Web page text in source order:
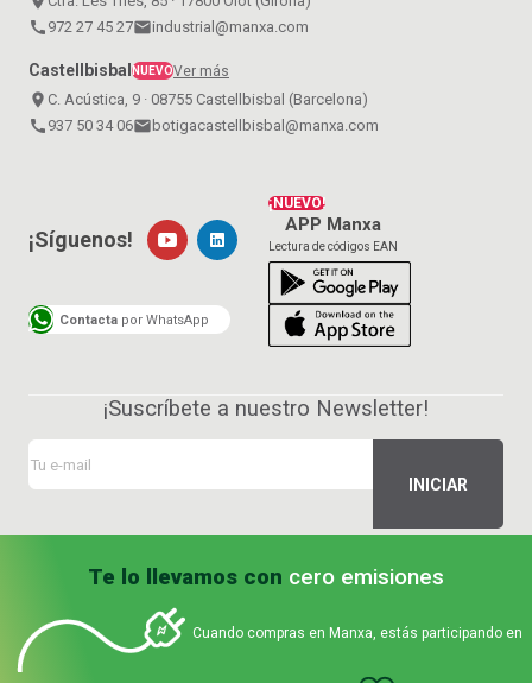
call 972 27 45 27emailindustrial@manxa.com
Castellbisbal NUEVOVer más
place C. Acústica, 9 · 08755 Castellbisbal (Barcelona)
call 937 50 34 06email botigacastellbisbal@manxa.com
¡NUEVO!
APP Manxa
Lectura de códigos EAN
¡Síguenos!
Contacta por WhatsApp
¡Suscríbete a nuestro Newsletter!
Te lo llevamos con cero emisiones
Cuando compras en Manxa, estás participando en